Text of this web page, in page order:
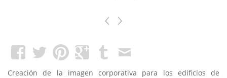
Creación de la imagen corporativa para los edificios de